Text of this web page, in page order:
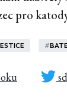
pro
#